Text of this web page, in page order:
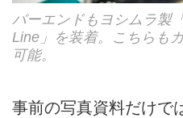
バーエンドもヨシムラ製
Line」を装着。こちらも
可能。
事前の写真資料だけで